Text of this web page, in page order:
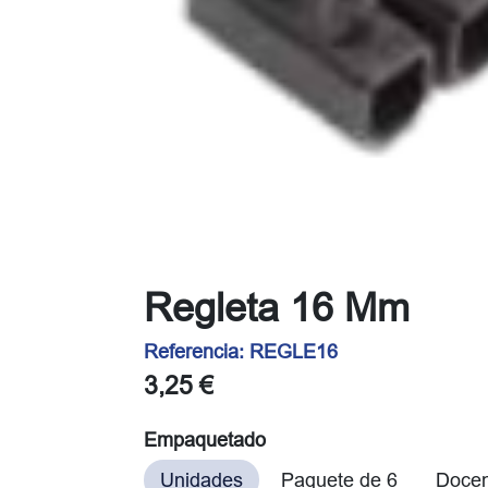
Regleta 16 Mm
Referencia: REGLE16
3,25€
Empaquetado
Unidades
Paquete de 6